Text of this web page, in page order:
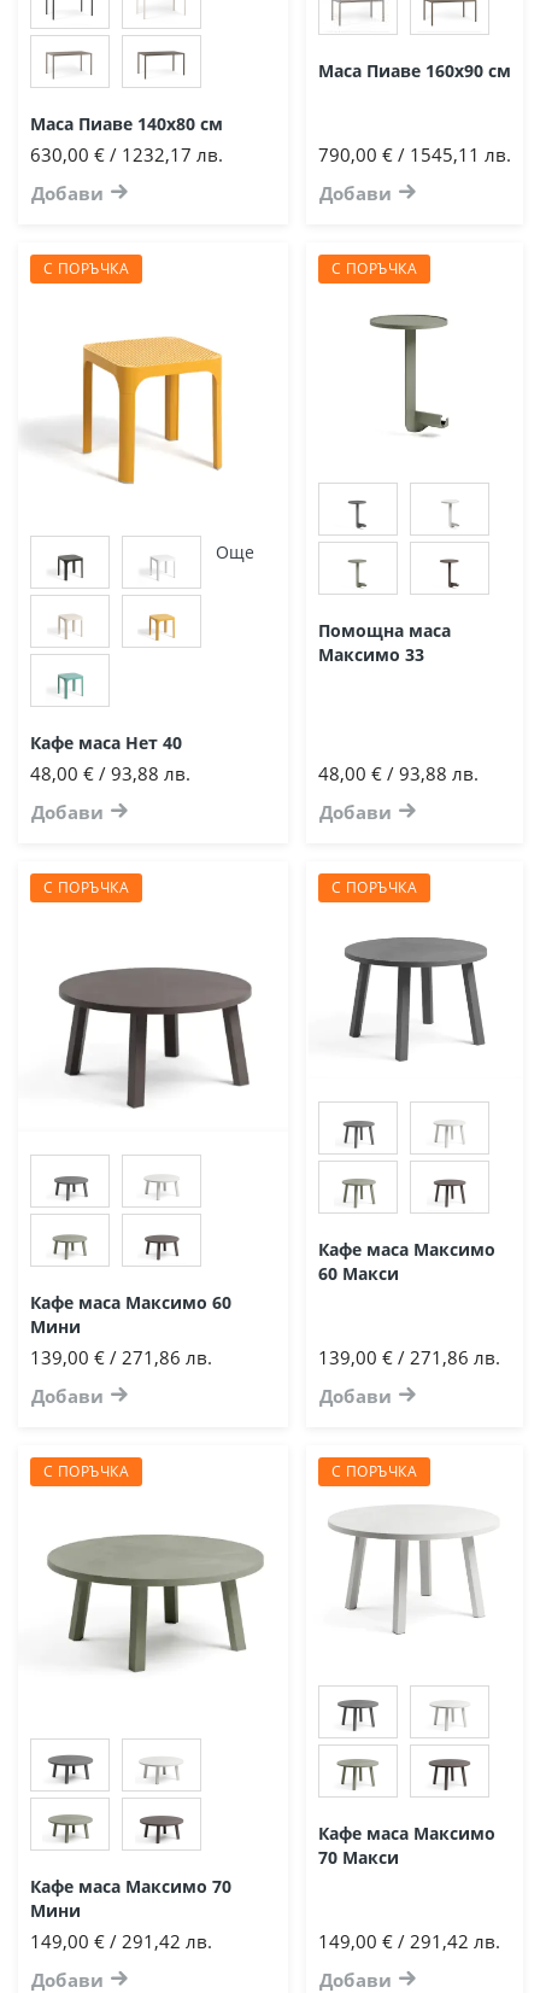
Маса Пиаве 140х80 см
630,00 € / 1232,17 лв.
Добави
Маса Пиаве 160х90 см
790,00 € / 1545,11 лв.
Добави
С ПОРЪЧКА
Още
Кафе маса Нет 40
48,00 € / 93,88 лв.
Добави
С ПОРЪЧКА
Помощна маса
Максимо 33
48,00 € / 93,88 лв.
Добави
С ПОРЪЧКА
Кафе маса Максимо 60
Мини
139,00 € / 271,86 лв.
Добави
С ПОРЪЧКА
Кафе маса Максимо
60 Макси
139,00 € / 271,86 лв.
Добави
С ПОРЪЧКА
Кафе маса Максимо 70
Мини
149,00 € / 291,42 лв.
Добави
С ПОРЪЧКА
Кафе маса Максимо
70 Макси
149,00 € / 291,42 лв.
Добави